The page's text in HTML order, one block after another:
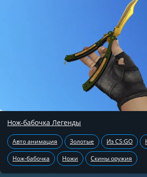
Нож-бабочка Легенды
Авто анимация Золотые Из CS:GO
Нож-бабочка Ножи Скины оружия